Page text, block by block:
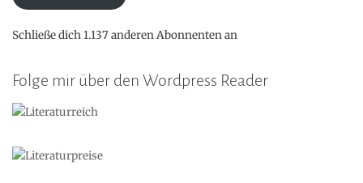
Schließe dich 1.137 anderen Abonnenten an
Folge mir über den Wordpress Reader